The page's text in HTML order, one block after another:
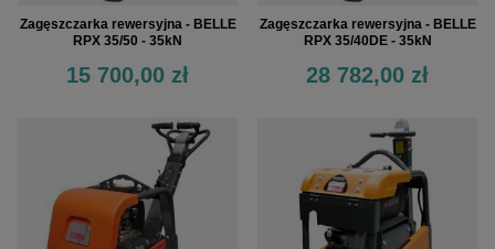
Zagęszczarka rewersyjna - BELLE
RPX 35/50 - 35kN
15 700,00 zł
Zagęszczarka rewersyjna - BELLE
RPX 35/40DE - 35kN
28 782,00 zł